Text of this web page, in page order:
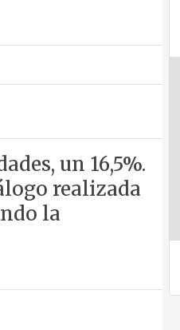
un 16,5%.
realizada
la